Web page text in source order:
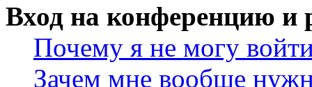
Вход на конференцию и
Почему я не могу
Зачем мне вообще